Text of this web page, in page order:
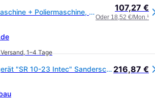
Metabo, Schleifmaschine + Poliermaschine, Sr 2185 (Schwingschleifer) 107,27 €
Oder 18,52 €/Mon.¹
,1–4 Tage
METABO Schleifgerät "SR 10-23 Intec" Sanderschleif im Karton 216,87 €